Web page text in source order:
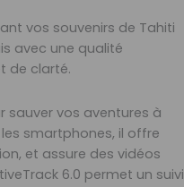
vos souvenirs de Tahiti
avec une qualité
de clarté.
sauver vos aventures à
smartphones, il offre
et assure des vidéos
6.0 permet un suivi